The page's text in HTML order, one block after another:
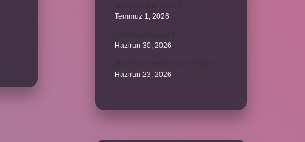
Temmuz 1, 2026
Haziran 30, 2026
Haziran 23, 2026